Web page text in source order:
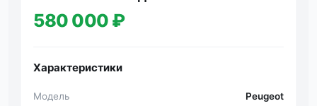
580 000 ₽
Характеристики
Модель Peugeot